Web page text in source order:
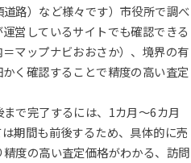
路）など様々です）市役所で調べ
営しているサイトでも確認できる
マップナビおおさか）、境界の有
く確認することで精度の高い査定
で完了するには、1カ月～6カ月
期間も前後するため、具体的に売
度の高い査定価格がわかる、訪問